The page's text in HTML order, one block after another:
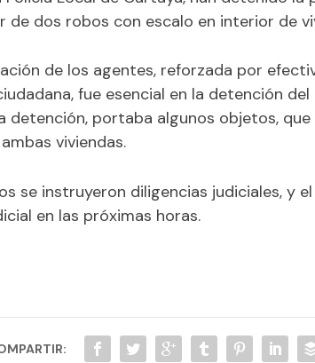
de dos robos con escalo en interior de
de los agentes, reforzada por
fue esencial en la detención del
detención, portaba algunos objetos,
viviendas.
se instruyeron diligencias judiciales, y
en las próximas horas.